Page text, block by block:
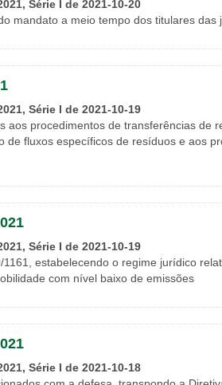
Série I de 2021-10-20
mandato a meio tempo dos titulares das
Série I de 2021-10-19
aos procedimentos de transferências de
de fluxos específicos de resíduos e aos
Série I de 2021-10-19
estabelecendo o regime jurídico
com nível baixo de emissões
Série I de 2021-10-18